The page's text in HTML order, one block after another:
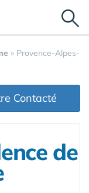
» Provence-Alpes-
Contacté
de